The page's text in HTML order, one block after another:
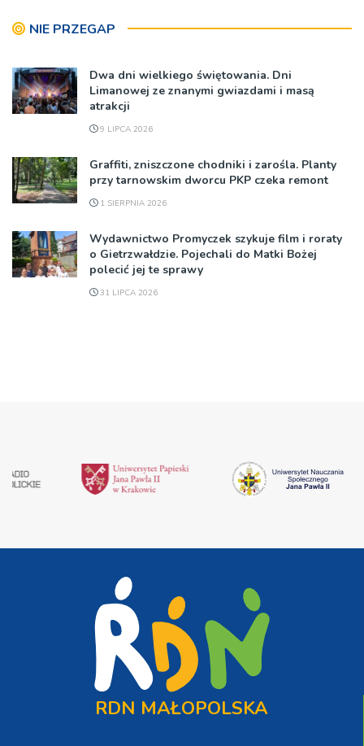
NIE PRZEGAP
Dwa dni wielkiego świętowania. Dni
Limanowej ze znanymi gwiazdami i masą
atrakcji
9 LIPCA 2026
Graffiti, zniszczone chodniki i zarośla. Planty
przy tarnowskim dworcu PKP czeka remont
1 SIERPNIA 2026
Wydawnictwo Promyczek szykuje film i roraty
o Gietrzwałdzie. Pojechali do Matki Bożej
polecić jej te sprawy
31 LIPCA 2026
RDN MAŁOPOLSKA